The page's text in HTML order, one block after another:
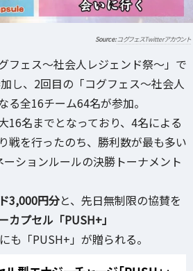
コグフェスTwitterアカウント
フェス～社会人レジェンド祭～」で
し、2回目の「コグフェス～社会人
る全16チーム64名が参加。
16名までとなっており、4名による
戦を行ったのち、勝利数が最も多い
ションルールの決勝トーナメント
3,000円分と、先日無制限の協賛を
カプセル「PUSH+」
も「PUSH+」が贈られる。